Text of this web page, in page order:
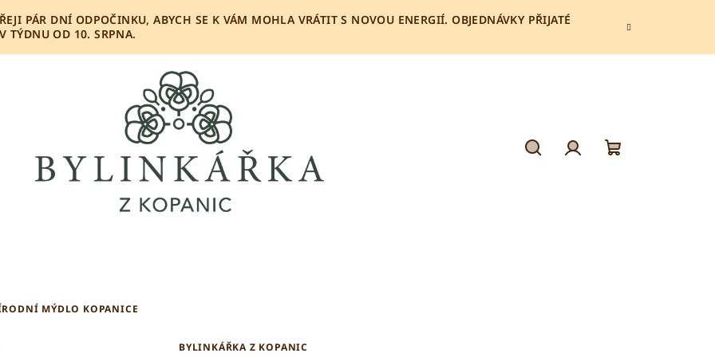
PÁR DNÍ ODPOČINKU, ABYCH SE K VÁM MOHLA VRÁTIT S NOVOU ENERGIÍ. OBJEDNÁVKY PŘIJATÉ
TÝDNU OD 10. SRPNA.
MÝDLO KOPANICE
BYLINKÁŘKA Z KOPANIC